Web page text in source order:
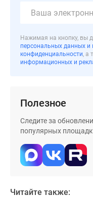
Москве
Программа
реновации
Новостройки
премиум-
класса
Новостройки
бизнес-
класса
ипотека
Нажимая на кнопку, вы
персональных данных и
конфиденциальности, а
информационных и
Полезное
Следите за
популярных
Читайте также: